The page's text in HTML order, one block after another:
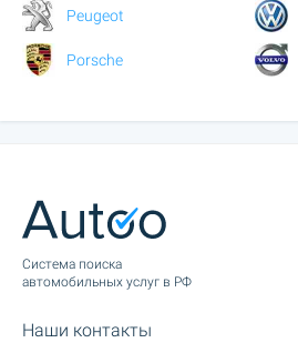
Peugeot
Porsche
Cистема поиска
автомобильных услуг в РФ
Наши контакты